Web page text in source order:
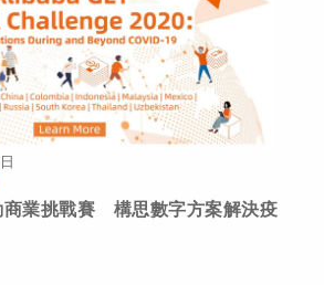
商業挑戰賽 構思數字方案解決疫